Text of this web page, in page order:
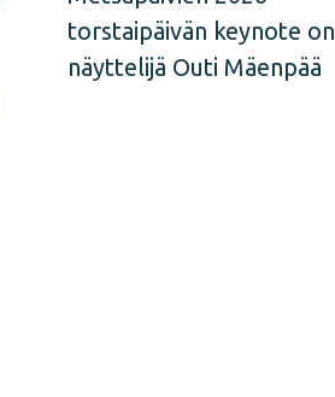
torstaipäivän keynote on
näyttelijä Outi Mäenpää